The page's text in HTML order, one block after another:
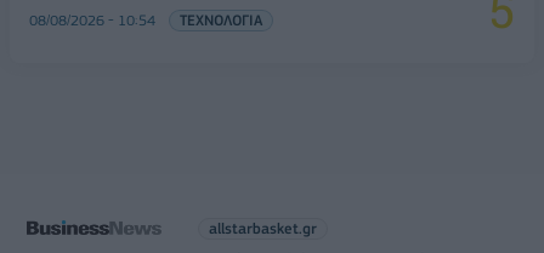
08/08/2026 - 10:54 ΤΕΧΝΟΛΟΓΙΑ
allstarbasket.gr